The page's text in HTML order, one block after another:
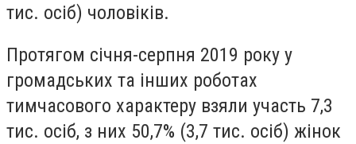
тис. осiб) чоловiкiв.
Протягом сiчня-серпня 2019 року у
громадських та iнших роботах
тимчасового характеру взяли участь 7,3
тис. осiб, з них 50,7% (3,7 тис. осiб) жiнок